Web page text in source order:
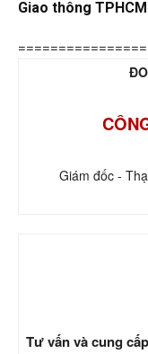
Giao thông TPHCM
Giám đốc -
Tư vấn và cung cấp